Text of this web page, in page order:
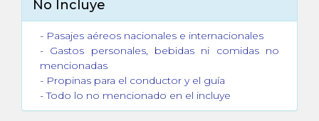
No Incluye
- Pasajes aéreos nacionales e internacionales
- Gastos personales, bebidas ni comidas no
mencionadas
- Propinas para el conductor y el guía
- Todo lo no mencionado en el incluye